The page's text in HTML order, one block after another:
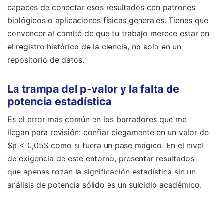
capaces de conectar esos resultados con patrones
biológicos o aplicaciones físicas generales. Tienes que
convencer al comité de que tu trabajo merece estar en
el registro histórico de la ciencia, no solo en un
repositorio de datos.
La trampa del p-valor y la falta de
potencia estadística
Es el error más común en los borradores que me
llegan para revisión: confiar ciegamente en un valor de
$p < 0,05$ como si fuera un pase mágico. En el nivel
de exigencia de este entorno, presentar resultados
que apenas rozan la significación estadística sin un
análisis de potencia sólido es un suicidio académico.